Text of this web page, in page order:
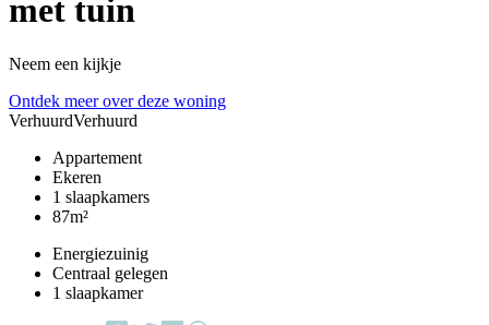
met tuin
Neem een kijkje
Ontdek meer over deze woning
VerhuurdVerhuurd
Appartement
Ekeren
1 slaapkamers
87m²
Energiezuinig
Centraal gelegen
1 slaapkamer